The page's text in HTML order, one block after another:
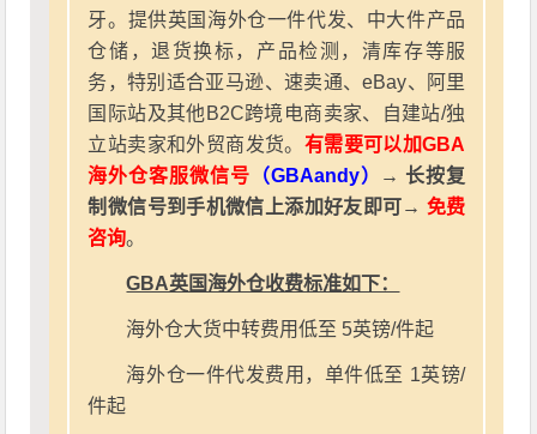
牙。提供英国海外仓一件代发、中大件产品
仓储，退货换标，产品检测，清库存等服
务，特别适合亚马逊、速卖通、eBay、阿里
国际站及其他B2C跨境电商卖家、自建站/独
立站卖家和外贸商发货。 有需要可以加GBA
海外仓客服微信号 （GBAandy）
→ 长按复
制微信号到手机微信上添加好友即可→ 免费
咨询。
GBA英国海外仓收费标准如下：
海外仓大货中转费用低至 5英镑/件起
海外仓一件代发费用，单件低至 1英镑/
件起